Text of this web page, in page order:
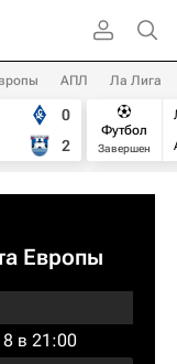
АПЛ Ла Лига
0
2
Футбол
Завершен
Европы
в 21:00